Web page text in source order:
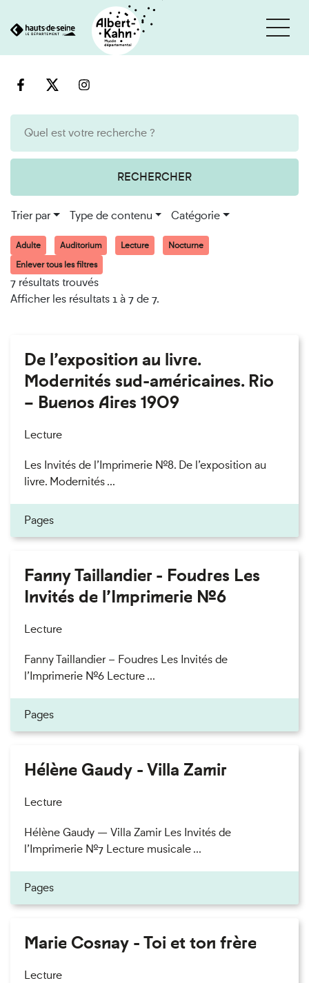
au
RECHERCHER
Trier par Type de contenu Catégorie
Adulte Auditorium Lecture
Nocturne
Enlever tous les filtres
7 résultats trouvés
Afficher les résultats 1 à 7 de 7.
De l’exposition au livre.
Modernités sud-américaines. Rio
– Buenos Aires 1909
Lecture
Les Invités de l’Imprimerie n°8. De l’exposition au
livre. Modernités ...
Pages
Fanny Taillandier - Foudres Les
Invités de l’Imprimerie n°6
Lecture
Fanny Taillandier – Foudres Les Invités de
l’Imprimerie n°6 Lecture ...
Pages
Hélène Gaudy - Villa Zamir
Lecture
Hélène Gaudy — Villa Zamir Les Invités de
l’Imprimerie n°7 Lecture musicale ...
Pages
Marie Cosnay - Toi et ton frère
Lecture
Cookies et traceurs utilisés sur ce site